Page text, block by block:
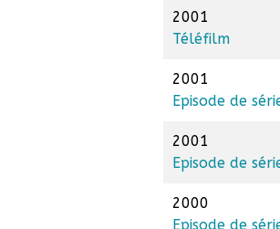
2001
Téléfilm
2001
Episode de
2001
Episode de
2000
Episode de